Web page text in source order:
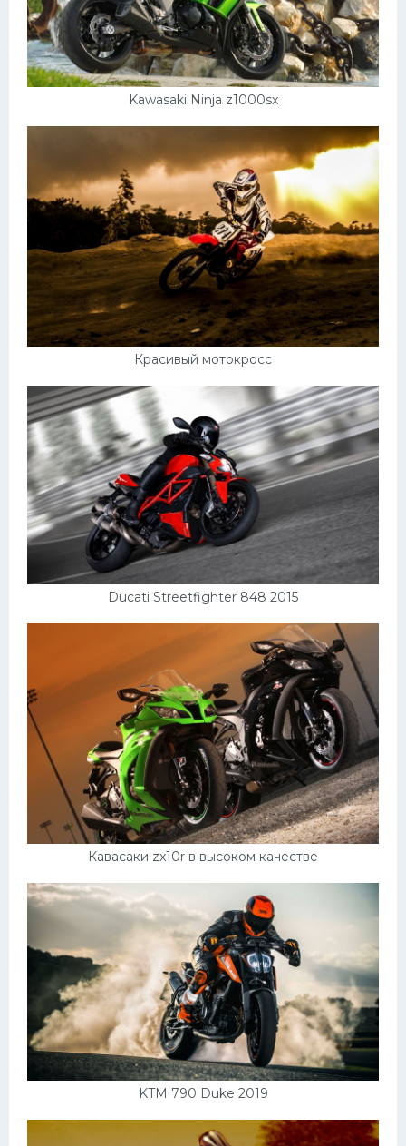
Kawasaki Ninja z1000sx
Красивый мотокросс
Ducati Streetfighter 848 2015
Кавасаки zx10r в высоком качестве
KTM 790 Duke 2019